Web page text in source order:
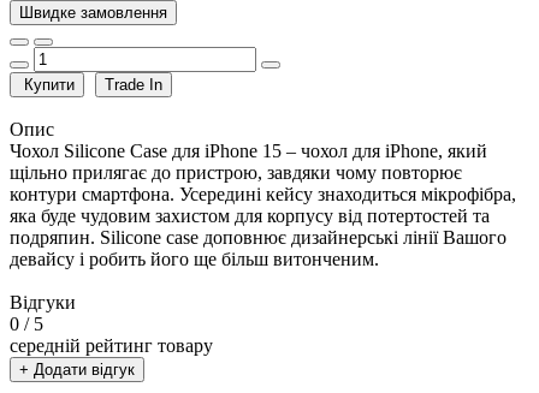
Швидке замовлення
Купити Trade In
Опис
Чохол Silicone Case для iPhone 15 – чохол для iPhone, який
щільно прилягає до пристрою, завдяки чому повторює
контури смартфона. Усередині кейсу знаходиться мікрофібра,
яка буде чудовим захистом для корпусу від потертостей та
подряпин. Silicone case доповнює дизайнерські лінії Вашого
девайсу і робить його ще більш витонченим.
Відгуки
0 / 5
середній рейтинг товару
+ Додати відгук